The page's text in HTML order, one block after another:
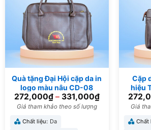
Quà tặng Đại Hội cặp da in
logo màu nâu CD-08
272,000₫– 331,000₫
Giá tham khảo theo số lượng
Chất liệu: Da
Cặp
hiệu
Giá
Chất